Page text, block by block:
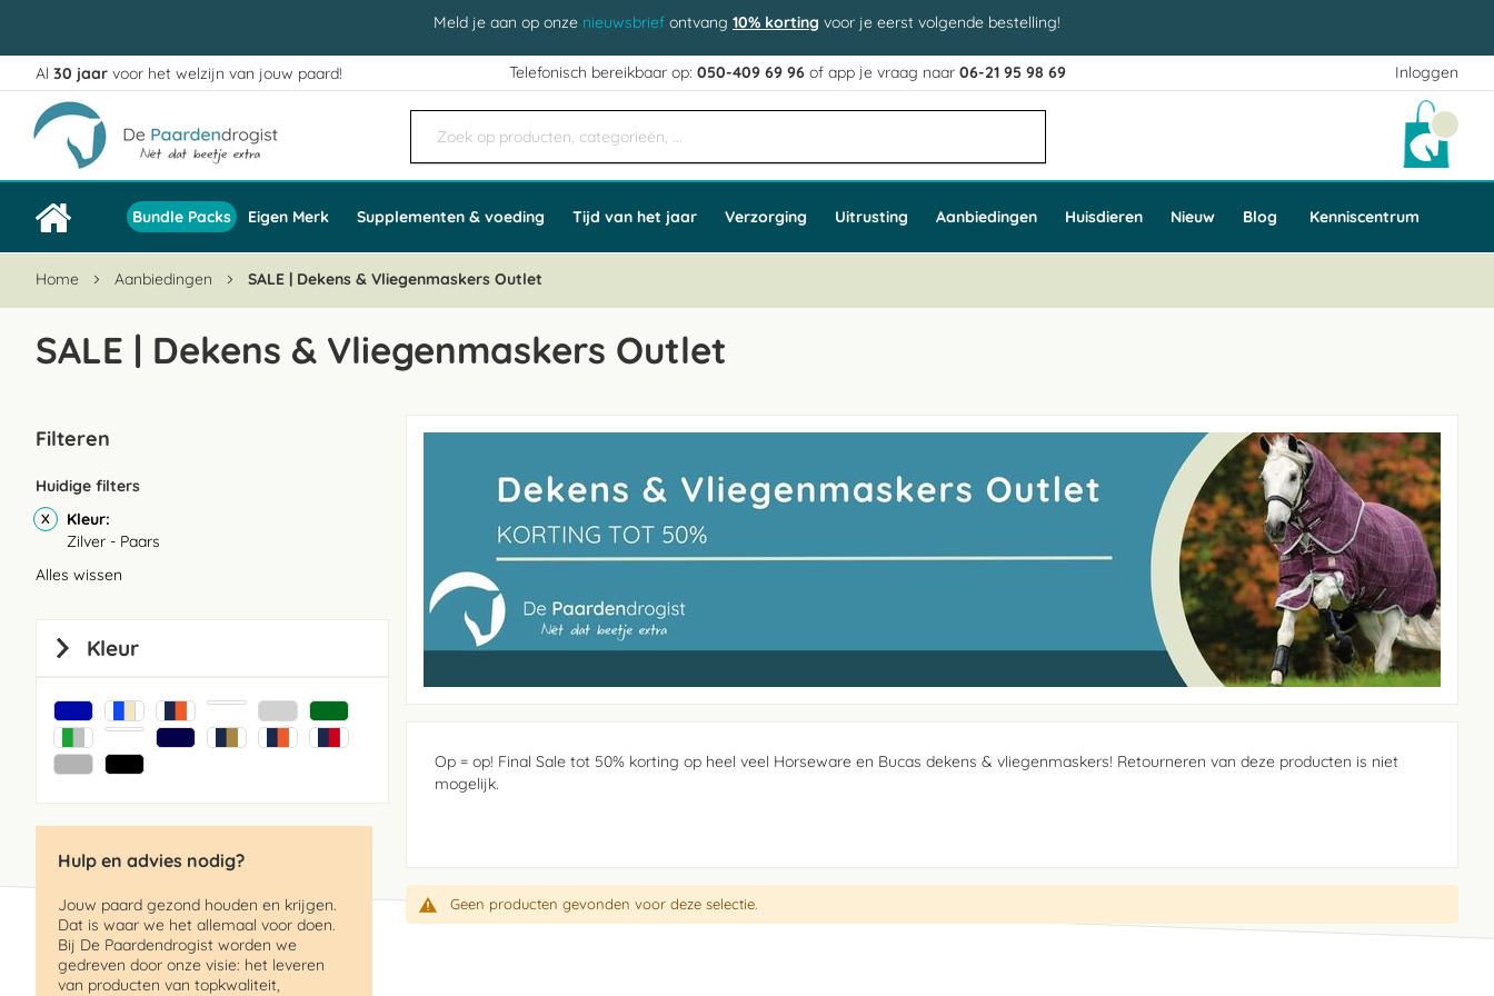
Meld je aan op onze nieuwsbrief ontvang 10% korting voor je eerst volgende bestelling!
Inloggen
Ga
naar
de
inhoud
Al 30 jaar voor het welzijn van jouw paard! Telefonisch bereikbaar op:050-409 69 96 of app je vraag naar06-21 95 98 69
Bundle Packs Eigen Merk Supplementen & voeding Tijd van het jaar Verzorging Uitrusting Aanbiedingen Huisdieren Nieuw Blog Kenniscentrum
Home Aanbiedingen SALE | Dekens & Vliegenmaskers Outlet
SALE | Dekens & Vliegenmaskers Outlet
Op = op! Final Sale tot 50% korting op heel veel Horseware en Bucas dekens & vliegenmaskers! Retourneren van deze producten is niet
mogelijk.
Geen producten gevonden voor deze selectie.
Filteren
Huidige filters
Kleur
Zilver - Paars
Alles wissen
Kleur
Hulp en advies nodig?
Jouw paard gezond houden en krijgen.
Dat is waar we het allemaal voor doen.
Bij De Paardendrogist worden we
gedreven door onze visie: het leveren
van producten van topkwaliteit,